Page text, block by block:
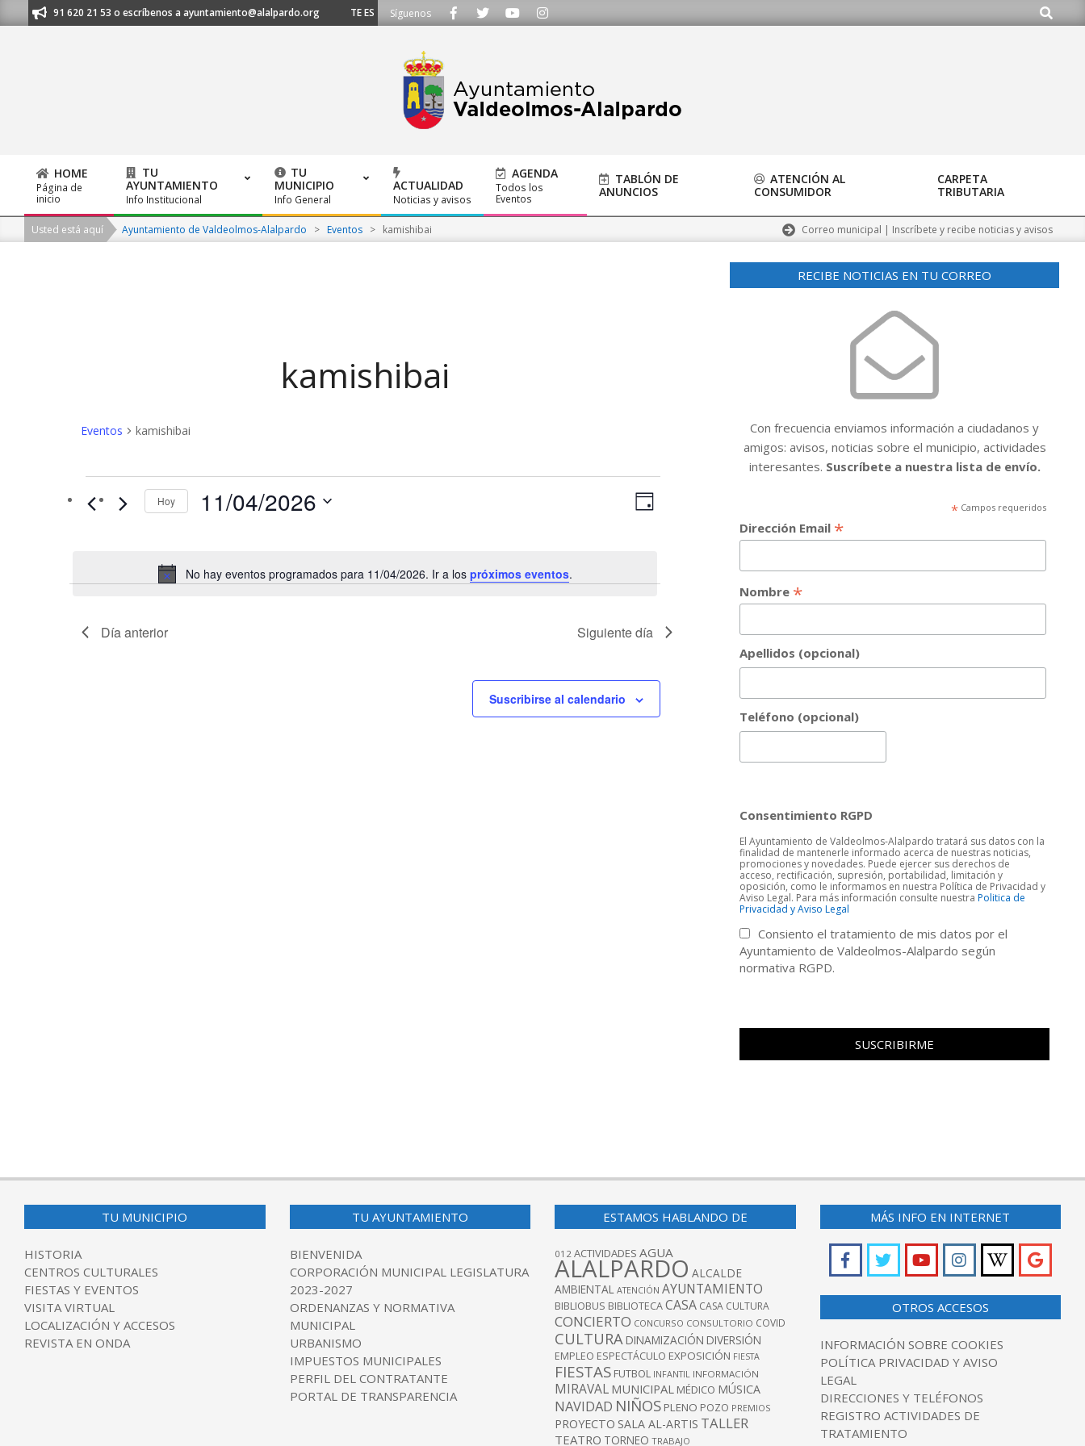
to
al 91 620 21 53 o escríbenos a ayuntamiento@alalpardo.org TE ESCUCHAMOS - Llámanos al 91 620 21 53 o escríbenos a ayuntamiento@alalpardo.org
Síguenos Buscar
Primary
Navigation
Menu
HOME
Página de
inicio
TU
AYUNTAMIENTO
Info Institucional
TU
MUNICIPIO
Info General
ACTUALIDAD
Noticias y avisos
AGENDA
Todos los
Eventos
TABLÓN DE
ANUNCIOS
ATENCIÓN AL
CONSUMIDOR
CARPETA
TRIBUTARIA
Usted está aquí Ayuntamiento de Valdeolmos-Alalpardo > Eventos > kamishibai Correo municipal | Inscríbete y recibe noticias y avisos
kamishibai
Eventos kamishibai
Eventos
en
Aviso
No hay eventos programados para 11/04/2026. Ir a los próximos eventos.
N
e
a
i
ó
N
a
g
i
n
Día
Hoy 11/04/2026
Día anterior Siguiente día
Suscribirse al calendario
RECIBE NOTICIAS EN TU CORREO
Con frecuencia enviamos información a ciudadanos y
amigos: avisos, noticias sobre el municipio, actividades
interesantes. Suscríbete a nuestra lista de envío.
* Campos requeridos
Dirección Email *
Nombre *
Apellidos (opcional)
Teléfono (opcional)
Consentimiento RGPD
El Ayuntamiento de Valdeolmos-Alalpardo tratará sus datos con la
finalidad de mantenerle informado acerca de nuestras noticias,
promociones y novedades. Puede ejercer sus derechos de
acceso, rectificación, supresión, portabilidad, limitación y
oposición, como le informamos en nuestra Política de Privacidad y
Aviso Legal. Para más información consulte nuestraPolitica de
Privacidad y Aviso Legal
Consiento el tratamiento de mis datos por el
Ayuntamiento de Valdeolmos-Alalpardo según
normativa RGPD.
TU MUNICIPIO
HISTORIA
CENTROS CULTURALES
FIESTAS Y EVENTOS
VISITA VIRTUAL
LOCALIZACIÓN Y ACCESOS
REVISTA EN ONDA
TU AYUNTAMIENTO
BIENVENIDA
CORPORACIÓN MUNICIPAL LEGISLATURA
2023-2027
ORDENANZAS Y NORMATIVA
MUNICIPAL
URBANISMO
IMPUESTOS MUNICIPALES
PERFIL DEL CONTRATANTE
PORTAL DE TRANSPARENCIA
ESTAMOS HABLANDO DE
012 ACTIVIDADES AGUA
ALALPARDO ALCALDE
AMBIENTAL ATENCIÓN AYUNTAMIENTO
BIBLIOBUS BIBLIOTECACASA CASA CULTURA
CONCIERTO CONCURSO CONSULTORIO COVID
CULTURA DINAMIZACIÓN DIVERSIÓN
EMPLEO ESPECTÁCULO EXPOSICIÓN FIESTA
FIESTAS FUTBOL INFANTIL INFORMACIÓN
MIRAVAL MUNICIPAL MÉDICO MÚSICA
NAVIDAD NIÑOS PLENO POZO PREMIOS
PROYECTO SALA AL-ARTIS TALLER
TEATRO TORNEO TRABAJO
MÁS INFO EN INTERNET
OTROS ACCESOS
INFORMACIÓN SOBRE COOKIES
POLÍTICA PRIVACIDAD Y AVISO
LEGAL
DIRECCIONES Y TELÉFONOS
REGISTRO ACTIVIDADES DE
TRATAMIENTO